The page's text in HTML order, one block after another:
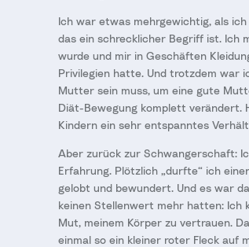
Ich war etwas mehrgewichtig, als
das ein schrecklicher Begriff ist. Ich
wurde und mir in Geschäften
Privilegien hatte. Und trotzdem war
Mutter sein muss, um eine gute
Diät-Bewegung komplett verändert.
Kindern ein sehr entspanntes
Aber zurück zur Schwangerschaft:
Erfahrung. Plötzlich „durfte“ ich
gelobt und bewundert. Und es war
keinen Stellenwert mehr hatten: Ich
Mut, meinem Körper zu vertrauen.
einmal so ein kleiner roter Fleck auf